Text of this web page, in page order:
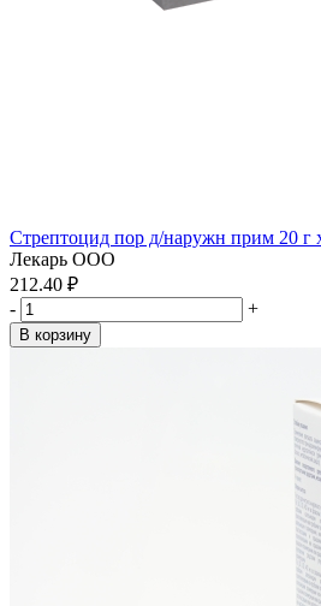
Стрептоцид пор д/наружн прим 20 г
Лекарь ООО
212.40 ₽
-
+
В корзину